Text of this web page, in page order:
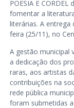
POESIA E
fomentar a
literárias. A
feira (25/11), no
A gestão municipal
a dedicação dos
raras, aos artistas
contribuições na
rede pública
foram submetidas